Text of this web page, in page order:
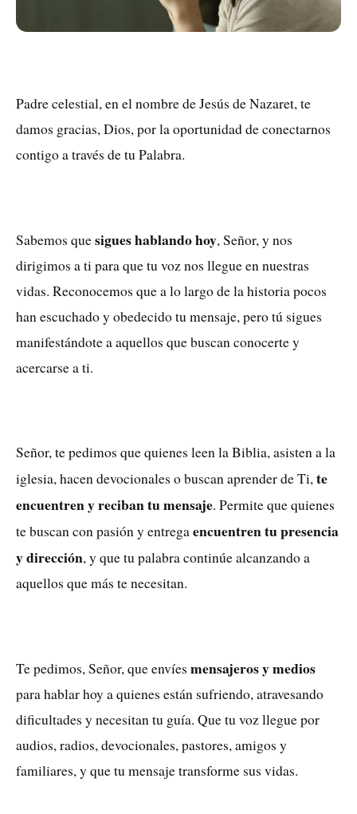
Padre celestial, en el nombre de Jesús de Nazaret, te
damos gracias, Dios, por la oportunidad de conectarnos
contigo a través de tu Palabra.
Sabemos quesigues hablando hoy, Señor, y nos
dirigimos a ti para que tu voz nos llegue en nuestras
vidas. Reconocemos que a lo largo de la historia pocos
han escuchado y obedecido tu mensaje, pero tú sigues
manifestándote a aquellos que buscan conocerte y
acercarse a ti.
Señor, te pedimos que quienes leen la Biblia, asisten a la
iglesia, hacen devocionales o buscan aprender de Ti,te
encuentren y reciban tu mensaje. Permite que quienes
te buscan con pasión y entregaencuentren tu presencia
y dirección, y que tu palabra continúe alcanzando a
aquellos que más te necesitan.
Te pedimos, Señor, que envíes mensajeros y medios
para hablar hoy a quienes están sufriendo, atravesando
dificultades y necesitan tu guía. Que tu voz llegue por
audios, radios, devocionales, pastores, amigos y
familiares, y que tu mensaje transforme sus vidas.